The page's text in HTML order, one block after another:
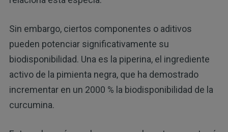
Sin embargo, ciertos componentes o aditivos
pueden potenciar significativamente su
biodisponibilidad. Una es la piperina, el ingrediente
activo de la pimienta negra, que ha demostrado
incrementar en un 2000 % la biodisponibilidad de la
curcumina.